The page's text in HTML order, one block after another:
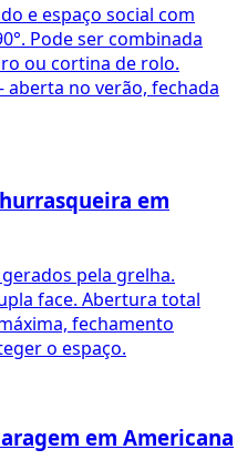
e espaço social com
Pode ser combinada
ou cortina de rolo.
no verão, fechada
em
pela grelha.
face. Abertura total
fechamento
o espaço.
em Americana